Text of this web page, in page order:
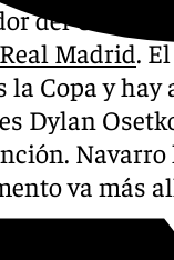
del
Madrid.
la Copa y
Dylan
va más